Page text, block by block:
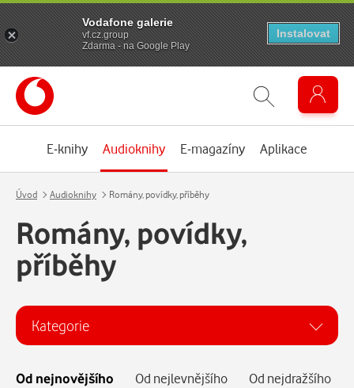
E-knihy Audioknihy E-magazíny Aplikace
Úvod Audioknihy Romány, povídky, příběhy
Romány, povídky,
příběhy
Kategorie
Kategorie
Od nejnovějšího Od nejlevnějšího Od nejdražšího
Vodafone galerie
vf.cz.group
Zdarma - na Google Play
Instalovat